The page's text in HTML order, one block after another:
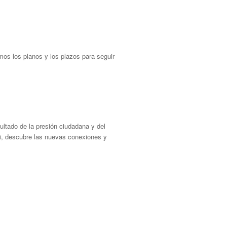
los planos y los plazos para seguir
de la presión ciudadana y del
descubre las nuevas conexiones y